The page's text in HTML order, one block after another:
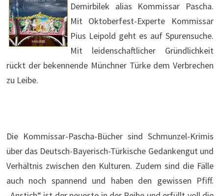
Demirbilek alias Kommissar Pascha.
Mit Oktoberfest-Experte Kommissar
Pius Leipold geht es auf Spurensuche.
Mit leidenschaftlicher Gründlichkeit
rückt der bekennende Münchner Türke dem Verbrechen
zu Leibe.
Die Kommissar-Pascha-Bücher sind Schmunzel-Krimis
über das Deutsch-Bayerisch-Türkische Gedankengut und
Verhältnis zwischen den Kulturen. Zudem sind die Fälle
auch noch spannend und haben den gewissen Pfiff.